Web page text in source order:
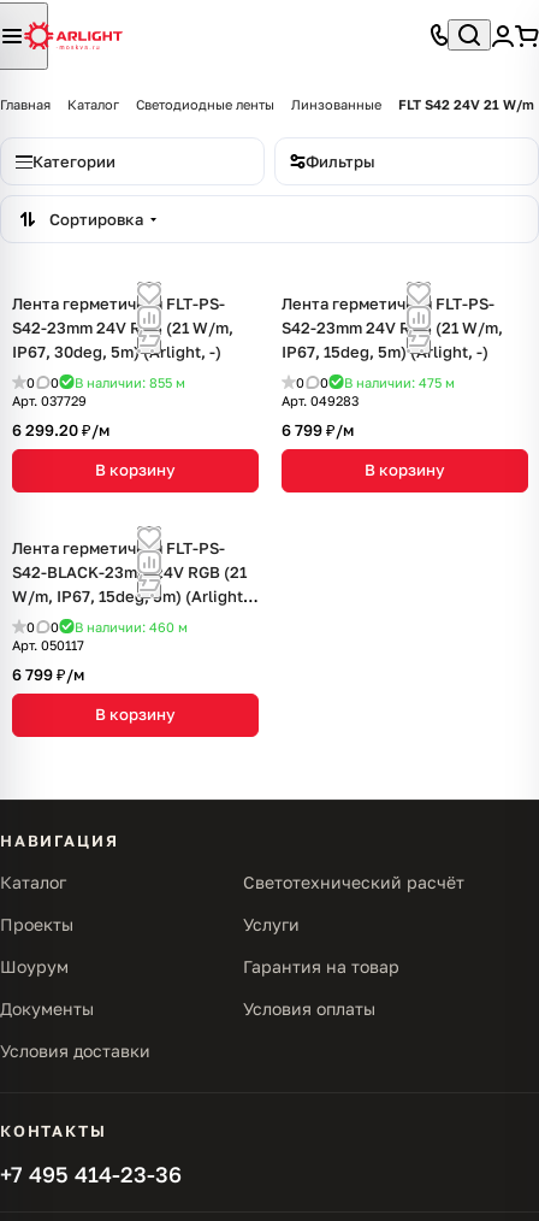
Главная Каталог Светодиодные ленты Линзованные FLT S42 24V 21 W/m
Категории Фильтры
Сортировка
Лента герметичная FLT-PS-
S42-23mm 24V RGB (21 W/m,
IP67, 30deg, 5m) (Arlight, -)
0 0 В наличии: 855 м
Арт. 037729
6 299.20 ₽/м
В корзину
Лента герметичная FLT-PS-
S42-23mm 24V RGB (21 W/m,
IP67, 15deg, 5m) (Arlight, -)
0 0 В наличии: 475 м
Арт. 049283
6 799 ₽/м
В корзину
Лента герметичная FLT-PS-
S42-BLACK-23mm 24V RGB (21
W/m, IP67, 15deg, 5m) (Arlight,
-)0 0 В наличии: 460 м
Арт. 050117
6 799 ₽/м
В корзину
НАВИГАЦИЯ
Каталог Светотехнический расчёт
Проекты Услуги
Шоурум Гарантия на товар
Документы Условия оплаты
Условия доставки
КОНТАКТЫ
+7 495 414-23-36